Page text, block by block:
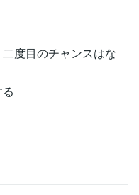
度目のチャンスはな